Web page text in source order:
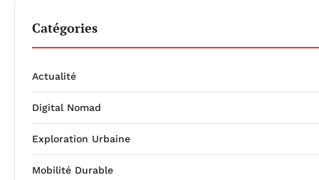
Catégories
Actualité
Digital Nomad
Exploration Urbaine
Mobilité Durable